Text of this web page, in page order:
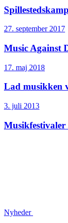
27. september 2017
Music Against
17. maj 2018
Lad musikken
3. juli 2013
Nyheder